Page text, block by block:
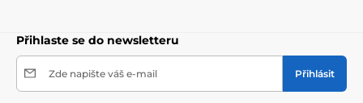
Přihlaste se do newsletteru
Zde napište váš e-mail Přihlásit